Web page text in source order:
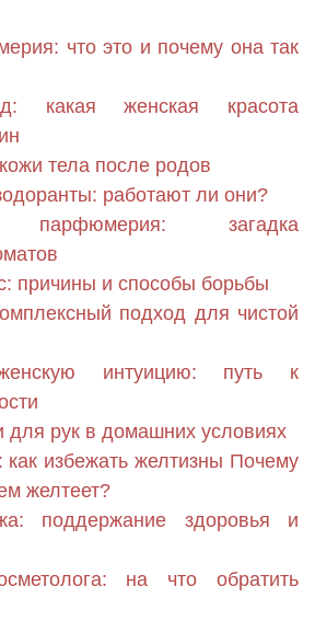
что это и почему она так
какая женская красота
тела после родов
работают ли они?
парфюмерия: загадка
причины и способы борьбы
подход для чистой
интуицию: путь к
для рук в домашних условиях
избежать желтизны Почему
желтеет?
поддержание здоровья и
на что обратить